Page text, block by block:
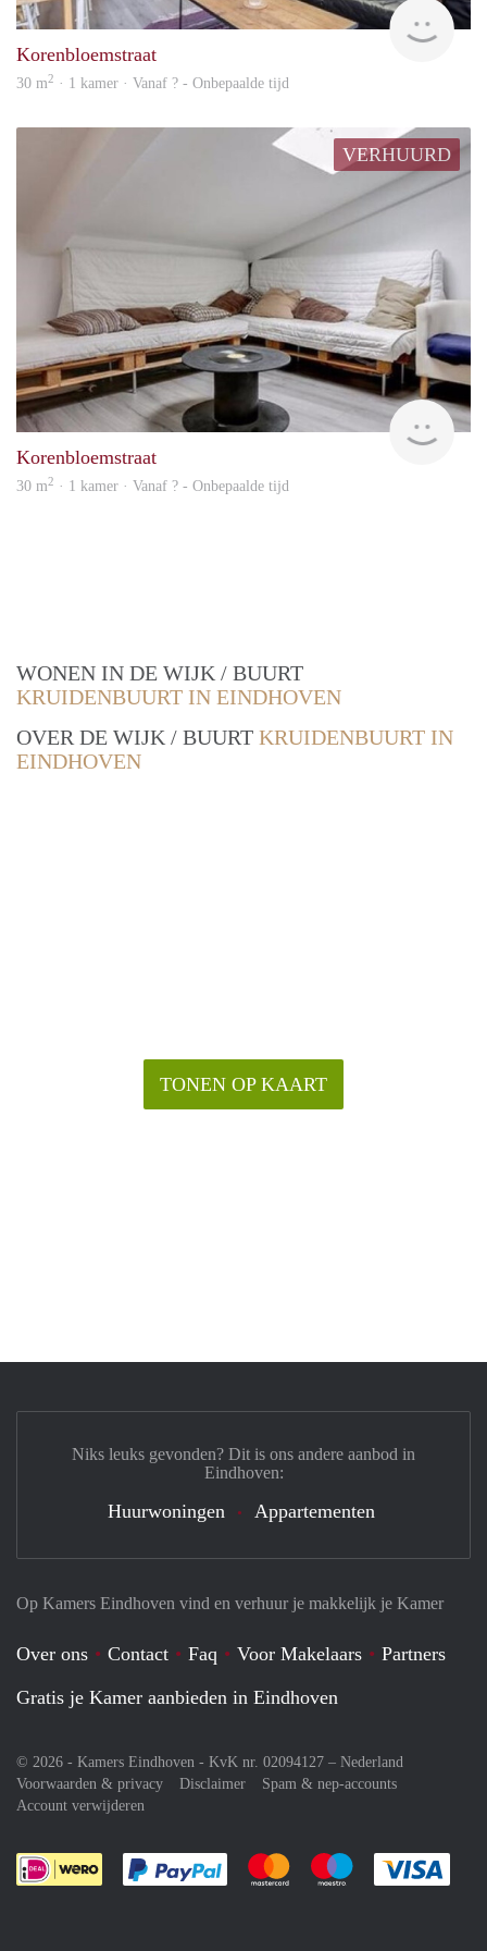
Korenbloemstraat
30 m2 · 1 kamer · Vanaf ? - Onbepaalde tijd
VERHUURD
Korenbloemstraat
30 m2 · 1 kamer · Vanaf ? - Onbepaalde tijd
WONEN IN DE WIJK / BUURT
KRUIDENBUURT IN EINDHOVEN
OVER DE WIJK / BUURT KRUIDENBUURT IN
EINDHOVEN
TONEN OP KAART
Op Kamers Eindhoven vind en verhuur je makkelijk je Kamer
Over ons Contact Faq Voor Makelaars
Partners
Gratis je Kamer aanbieden in Eindhoven
© 2026 - Kamers Eindhoven - KvK nr. 02094127 – Nederland
Voorwaarden & privacy
Disclaimer
Spam & nep-accounts
Account verwijderen
Je rekent gemakkelijk af met Paypal
Je rekent gemakkelijk af met
Je rekent
Niks leuks gevonden? Dit is ons andere aanbod in
Eindhoven:
Huurwoningen Appartementen